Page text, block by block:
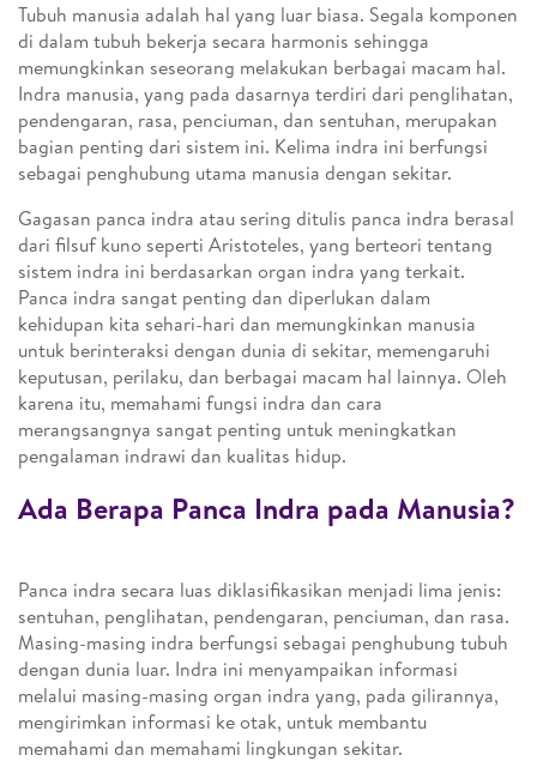
Tubuh manusia adalah hal yang luar biasa. Segala komponen
di dalam tubuh bekerja secara harmonis sehingga
memungkinkan seseorang melakukan berbagai macam hal.
Indra manusia, yang pada dasarnya terdiri dari penglihatan,
pendengaran, rasa, penciuman, dan sentuhan, merupakan
bagian penting dari sistem ini. Kelima indra ini berfungsi
sebagai penghubung utama manusia dengan sekitar.
Gagasan panca indra atau sering ditulis panca indra berasal
dari filsuf kuno seperti Aristoteles, yang berteori tentang
sistem indra ini berdasarkan organ indra yang terkait.
Panca indra sangat penting dan diperlukan dalam
kehidupan kita sehari-hari dan memungkinkan manusia
untuk berinteraksi dengan dunia di sekitar, memengaruhi
keputusan, perilaku, dan berbagai macam hal lainnya. Oleh
karena itu, memahami fungsi indra dan cara
merangsangnya sangat penting untuk meningkatkan
pengalaman indrawi dan kualitas hidup.
Ada Berapa Panca Indra pada Manusia?
Panca indra secara luas diklasifikasikan menjadi lima jenis:
sentuhan, penglihatan, pendengaran, penciuman, dan rasa.
Masing-masing indra berfungsi sebagai penghubung tubuh
dengan dunia luar. Indra ini menyampaikan informasi
melalui masing-masing organ indra yang, pada gilirannya,
mengirimkan informasi ke otak, untuk membantu
memahami dan memahami lingkungan sekitar.